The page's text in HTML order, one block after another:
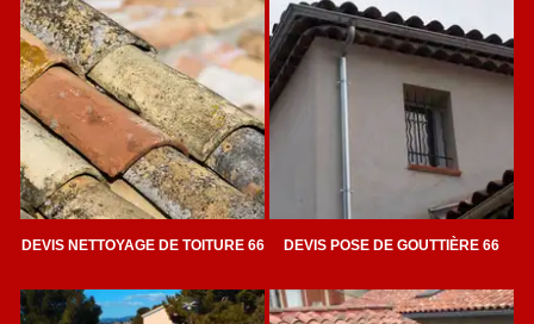
DEVIS NETTOYAGE DE TOITURE 66 DEVIS POSE DE GOUTTIÈRE 66